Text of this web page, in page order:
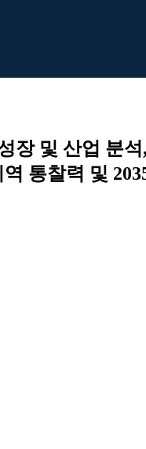
장 및 산업 분
통찰력 및